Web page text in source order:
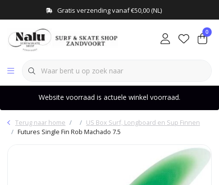
Gratis verzending vanaf €50,00 (NL)
0
Website voorraad is actuele winkel voorraad.
Terug naar home
US Box Surf, Longboard en Sup Finnen
Futures Single Fin Rob Machado 7.5